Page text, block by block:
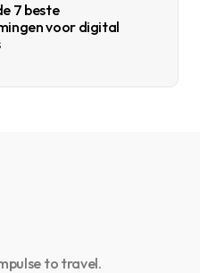
7 beste
voor digital
to travel.